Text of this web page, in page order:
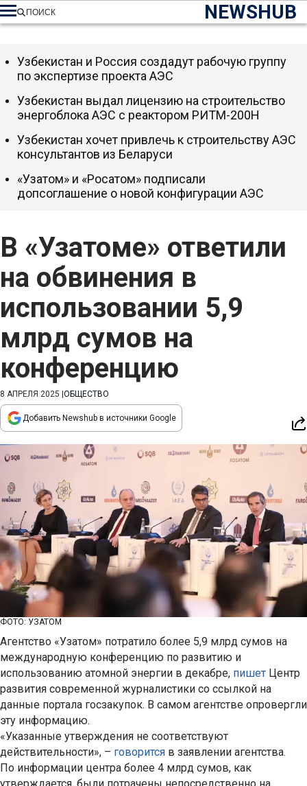
NEWSHUB
ПОИСК
В «Узатоме» ответили
на обвинения в
использовании 5,9
млрд сумов на
конференцию
8 АПРЕЛЯ 2025 ОБЩЕСТВО
Добавить Newshub в источники Google
ФОТО: УЗАТОМ
Агентство «Узатом» потратило более 5,9 млрд сумов на
международную конференцию по развитию и
использованию атомной энергии в декабре, пишет Центр
развития современной журналистики со ссылкой на
данные портала госзакупок. В самом агентстве опровергли
эту информацию.
«Указанные утверждения не соответствуют
действительности», – говорится в заявлении агентства.
По информации центра более 4 млрд сумов, как
Узбекистан и Россия создадут рабочую группу
по экспертизе проекта АЭС
Узбекистан выдал лицензию на строительство
энергоблока АЭС с реактором РИТМ-200Н
Узбекистан хочет привлечь к строительству АЭС
консультантов из Беларуси
«Узатом» и «Росатом» подписали
допсоглашение о новой конфигурации АЭС